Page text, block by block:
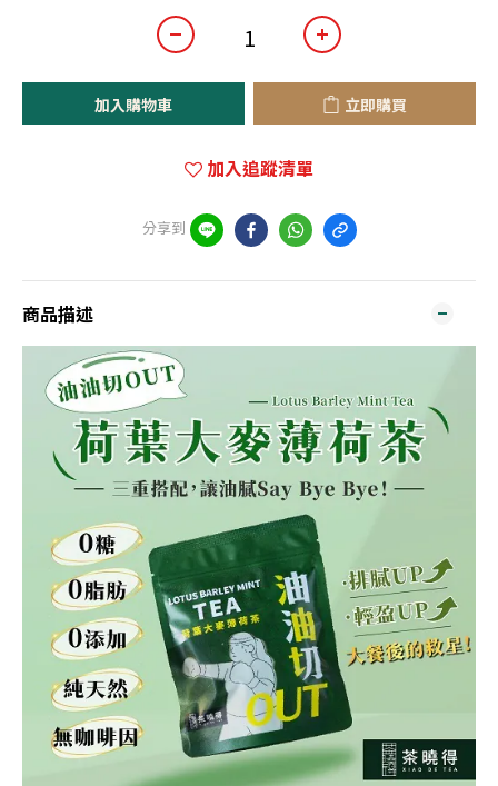
加入購物車 立即購買
加入追蹤清單
分享到
商品描述